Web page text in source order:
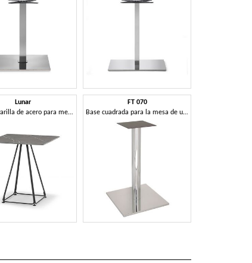
Lunar
Base de varilla de acero para mesas.
FT 070
Base cuadrada para la mesa de un bar, acero inoxidable cepillado